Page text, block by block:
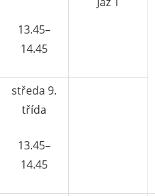
13.45–
14.45
středa 9.
třída
13.45–
14.45